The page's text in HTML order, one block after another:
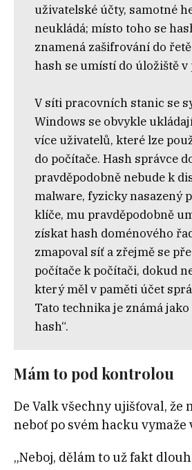
uživatelské účty, samotné
neukládá; místo toho se
znamená zašifrování do
hash se umístí do úložiště v
V síti pracovních stanic se
Windows se obvykle
více uživatelů, které lze
do počítače. Hash správce
pravděpodobně nebude k
malware, fyzicky nasazený
klíče, mu pravděpodobně
získat hash doménového
zmapoval síť a zřejmě se
počítače k počítači, dokud
který měl v paměti účet
Tato technika je známá jako
hash“.
Mám to pod kontrolou
De Valk všechny ujišťoval, že
neboť po svém hacku vymaže
„Neboj, dělám to už fakt